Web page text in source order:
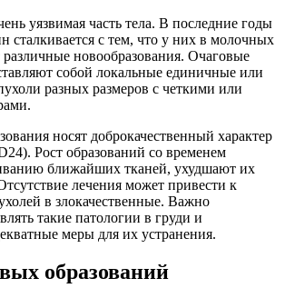
уязвимая часть тела. В последние годы
сталкивается с тем, что у них в молочных
новообразования. Очаговые
собой локальные единичные или
разных размеров с четкими или
носят доброкачественный характер
Рост образований со временем
ближайших тканей, ухудшают их
лечения может привести к
в злокачественные. Важно
такие патологии в груди и
меры для их устранения.
образований